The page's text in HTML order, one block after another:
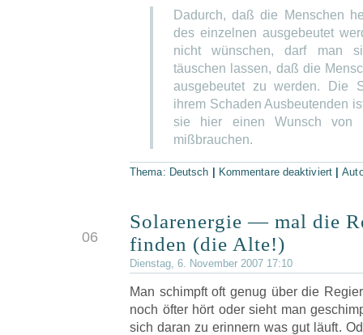
Dadurch, daß die Menschen
des einzelnen ausgebeutet
nicht wünschen, darf man
täuschen lassen, daß die
ausgebeutet zu werden. Die
ihrem Schaden Ausbeutenden
sie hier einen Wunsch von
mißbrauchen.
Thema: Deutsch Kommentare deaktiviert|
06
Solarenergie — mal die
finden (die Alte!)
Dienstag, 6. November 2007 17:10
Man schimpft oft genug über die
noch öfter hört oder sieht man
sich daran zu erinnern was gut läuft.